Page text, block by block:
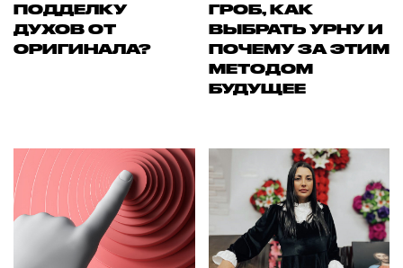
ПОДДЕЛКУ
ДУХОВ ОТ
ОРИГИНАЛА?
ГРОБ, КАК
ВЫБРАТЬ УРНУ И
ПОЧЕМУ ЗА ЭТИМ
МЕТОДОМ
БУДУЩЕЕ